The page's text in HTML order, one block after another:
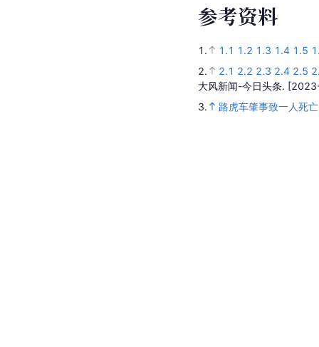
参考资料
1. 1.1 1.2 1.3 1.4 1.5
2.
2.1 2.2 2.3 2.4 2.5
大风新闻-今日头条.
3.
路虎车肇事致一人死